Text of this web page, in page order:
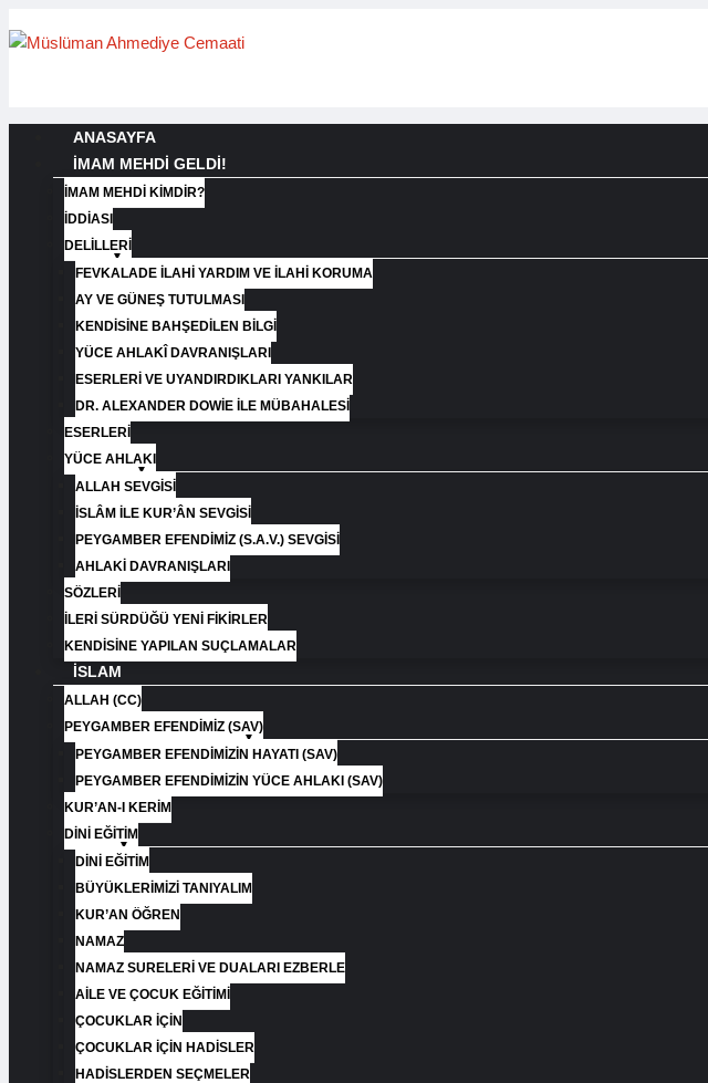
ANASAYFA
İMAM MEHDİ GELDİ!
İMAM MEHDI KIMDIR?
İDDIASI
DELILLERI
FEVKALADE İLAHI YARDIM VE İLAHI KORUMA
AY VE GÜNEŞ TUTULMASI
KENDISINE BAHŞEDILEN BILGI
YÜCE AHLAKÎ DAVRANIŞLARI
ESERLERI VE UYANDIRDIKLARI YANKILAR
DR. ALEXANDER DOWIE İLE MÜBAHALESI
ESERLERI
YÜCE AHLAKI
ALLAH SEVGISI
İSLÂM İLE KUR’ÂN SEVGISI
PEYGAMBER EFENDIMIZ (S.A.V.) SEVGISI
AHLAKI DAVRANIŞLARI
SÖZLERI
İLERI SÜRDÜĞÜ YENI FIKIRLER
KENDISINE YAPILAN SUÇLAMALAR
İSLAM
ALLAH (CC)
PEYGAMBER EFENDIMIZ (SAV)
PEYGAMBER EFENDIMIZIN HAYATI (SAV)​
PEYGAMBER EFENDIMIZIN YÜCE AHLAKI (SAV)​
KUR’AN-I KERİM
DİNİ EĞİTİM
DİNİ EĞİTİM
BÜYÜKLERİMİZİ TANIYALIM
KUR’AN ÖĞREN
NAMAZ
NAMAZ SURELERİ VE DUALARI EZBERLE
AİLE VE ÇOCUK EĞİTİMİ
ÇOCUKLAR İÇİN
ÇOCUKLAR İÇİN HADİSLER
HADİSLERDEN SEÇMELER